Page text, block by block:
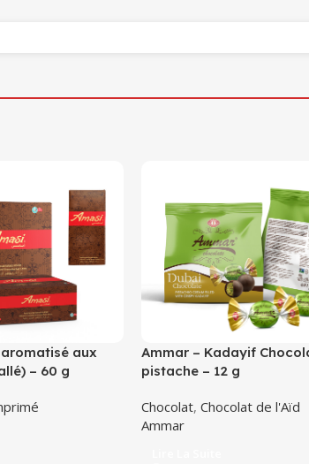
aux
– 60 g
Ammar – Kadayif
pistache – 12 g
Chocolat,Chocolat de l'Aïd
Ammar